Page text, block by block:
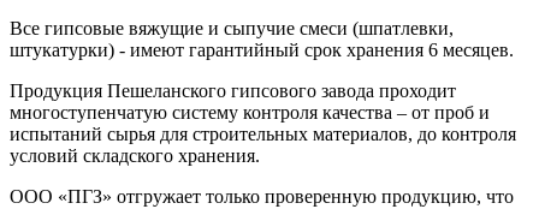
Все гипсовые вяжущие и сыпучие смеси (шпатлевки,
штукатурки) - имеют гарантийный срок хранения 6 месяцев.
Продукция Пешеланского гипсового завода проходит
многоступенчатую систему контроля качества – от проб и
испытаний сырья для строительных материалов, до контроля
условий складского хранения.
ООО «ПГЗ» отгружает только проверенную продукцию, что